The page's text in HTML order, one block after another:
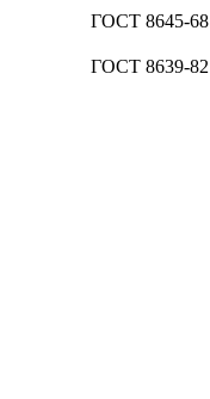
ГОСТ 8645-68
ГОСТ 8639-82